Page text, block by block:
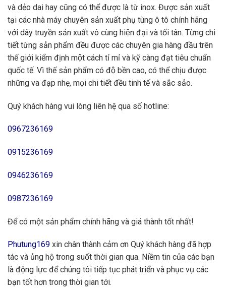
và dẻo dai hay cũng có thể được là từ inox. Được sản xuất
tại các nhà máy chuyên sản xuất phụ tùng ô tô chính hãng
với dây truyền sản xuất vô cùng hiện đại và tối tân. Từng chi
tiết từng sản phẩm đều được các chuyên gia hàng đầu trên
thế giới kiểm định một cách tỉ mỉ và kỹ càng đạt tiêu chuẩn
quốc tế. Vì thế sản phẩm có độ bền cao, có thể chịu được
những va đạp nhẹ, mọi chi tiết đều tinh tế và sắc sảo.
Quý khách hàng vui lòng liên hệ qua số hotline:
0967236169
0915236169
0946236169
0987236169
Để có một sản phẩm chính hãng và giá thành tốt nhất!
Phutung169 xin chân thành cảm ơn Quý khách hàng đã hợp
tác và ủng hộ trong suốt thời gian qua. Niềm tin của các bạn
là động lực để chúng tôi tiếp tục phát triển và phục vụ các
bạn tốt hơn trong thời gian tới.